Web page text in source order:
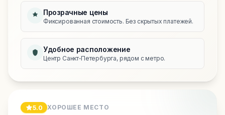
Прозрачные цены
Фиксированная стоимость. Без скрытых платежей.
Удобное расположение
Центр Санкт‑Петербурга, рядом с метро.
5.0 ХОРОШЕЕ МЕСТО